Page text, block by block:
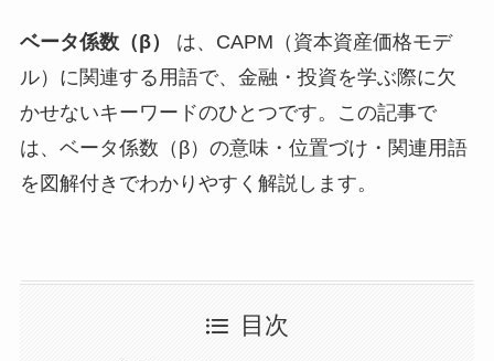
ベータ係数（β）
は、CAPM（資本資産価格モデ
ル）に関連する用語で、金融・投資を学ぶ際に欠
かせないキーワードのひとつです。この記事で
は、ベータ係数（β）の意味・位置づけ・関連用語
を図解付きでわかりやすく解説します。
目次